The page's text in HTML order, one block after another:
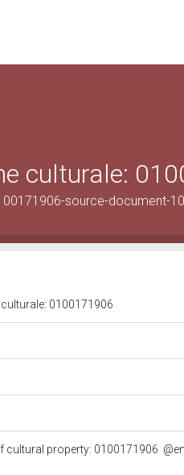
culturale:
source-document-10
0100171906
property: 0100171906 @en